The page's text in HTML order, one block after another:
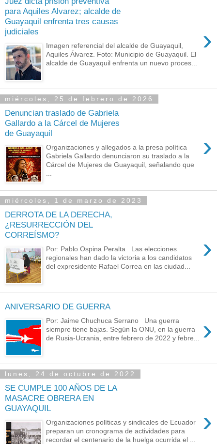
para Aquiles Alvarez; alcalde de
Guayaquil enfrenta tres causas
judiciales
›
Imagen referencial del alcalde de Guayaquil,
Aquiles Álvarez. Foto: Municipio de Guayaquil. El
alcalde de Guayaquil enfrenta un nuevo proces...
miércoles, 25 de febrero de 2026
Denuncian traslado de Gabriela
Gallardo a la Cárcel de Mujeres
de Guayaquil
›
Organizaciones y allegados a la presa política
Gabriela Gallardo denunciaron su traslado a la
Cárcel de Mujeres de Guayaquil, señalando que
miércoles, 1 de marzo de 2023
DERROTA DE LA DERECHA,
¿RESURRECCIÓN DEL
CORREÍSMO?
›
Por: Pablo Ospina Peralta Las elecciones
regionales han dado la victoria a los candidatos
del expresidente Rafael Correa en las ciudad...
ANIVERSARIO DE GUERRA
›
Por: Jaime Chuchuca Serrano Una guerra
siempre tiene bajas. Según la ONU, en la guerra
de Rusia-Ucrania, entre febrero de 2022 y febre...
lunes, 24 de octubre de 2022
SE CUMPLE 100 AÑOS DE LA
MASACRE OBRERA EN
GUAYAQUIL
›
Organizaciones políticas y sindicales de Ecuador
preparan un cronograma de actividades para
recordar el centenario de la huelga ocurrida el ...